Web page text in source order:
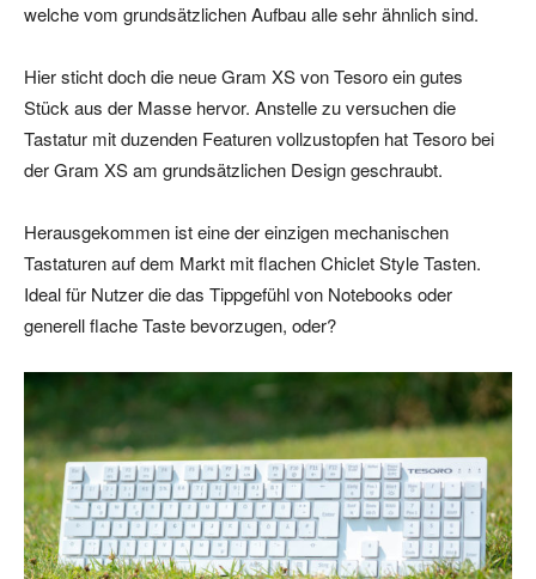
welche vom grundsätzlichen Aufbau alle sehr ähnlich sind.
Hier sticht doch die neue Gram XS von Tesoro ein gutes
Stück aus der Masse hervor. Anstelle zu versuchen die
Tastatur mit duzenden Featuren vollzustopfen hat Tesoro bei
der Gram XS am grundsätzlichen Design geschraubt.
Herausgekommen ist eine der einzigen mechanischen
Tastaturen auf dem Markt mit flachen Chiclet Style Tasten.
Ideal für Nutzer die das Tippgefühl von Notebooks oder
generell flache Taste bevorzugen, oder?